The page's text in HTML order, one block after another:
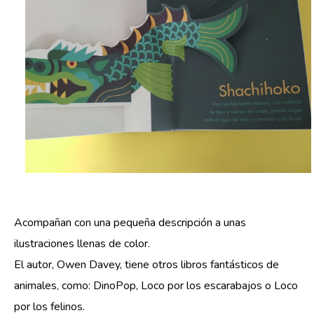
Acompañan con una pequeña descripción a unas
ilustraciones llenas de color.
El autor, Owen Davey, tiene otros libros fantásticos de
animales, como: DinoPop, Loco por los escarabajos o Loco
por los felinos.